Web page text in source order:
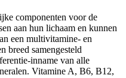
componenten voor de
aan hun lichaam en kunnen
een multivitamine- en
breed samengesteld
inname van alle
Vitamine A, B6, B12,